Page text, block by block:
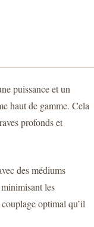
puissance et un
haut de gamme. Cela
profonds et
des médiums
les
optimal qu’il